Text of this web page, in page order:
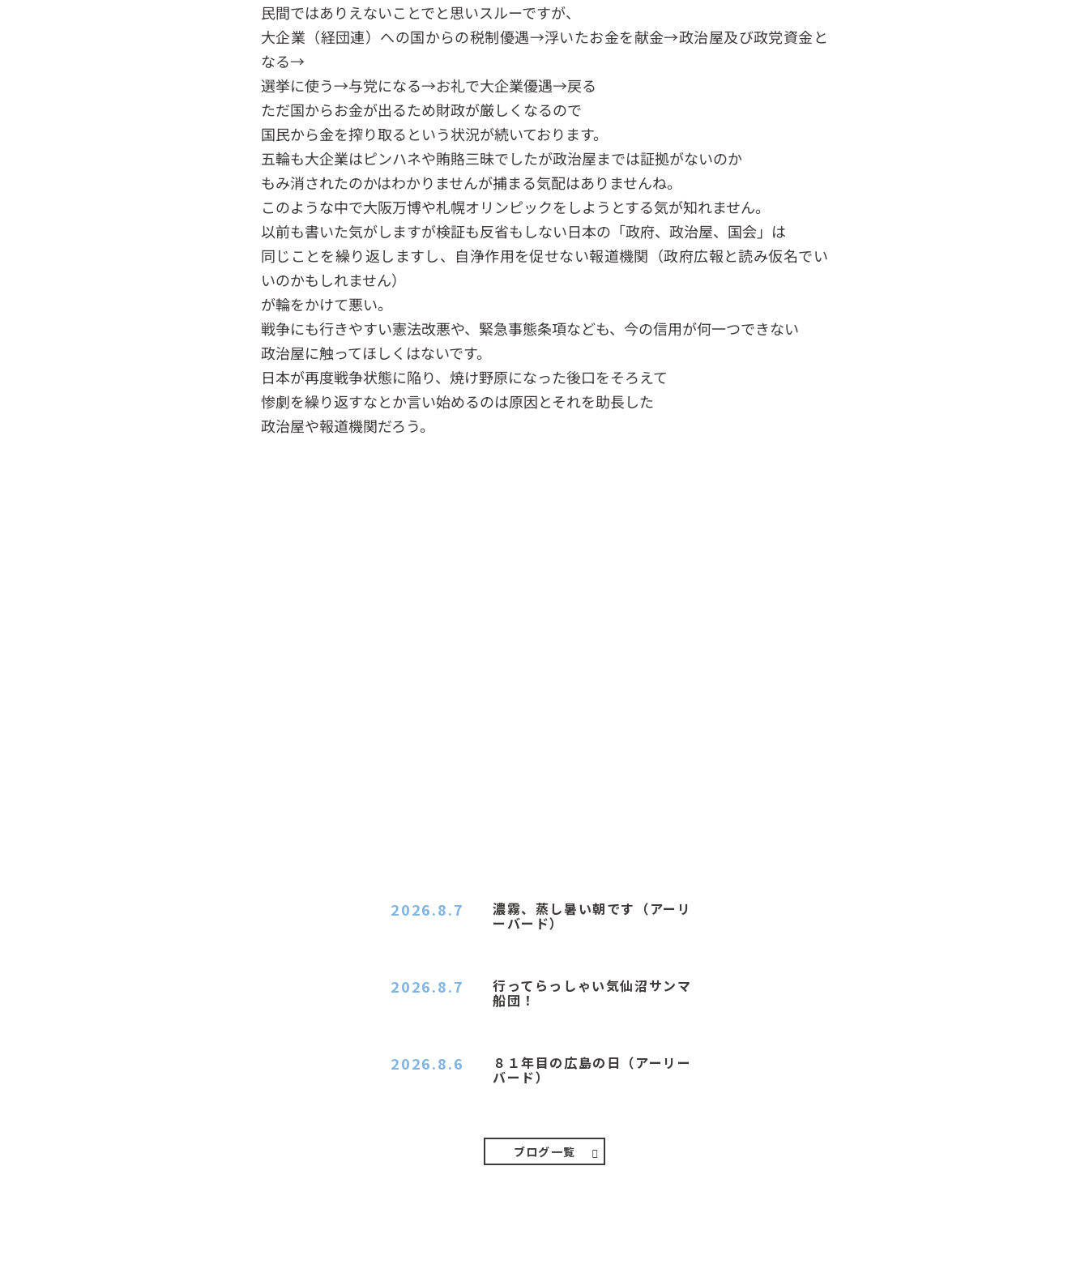
民間ではありえないことでと思いスルーですが、
大企業（経団連）への国からの税制優遇→浮いたお金を献金→政治屋及び政党資金と
なる→
選挙に使う→与党になる→お礼で大企業優遇→戻る
ただ国からお金が出るため財政が厳しくなるので
国民から金を搾り取るという状況が続いております。
五輪も大企業はピンハネや賄賂三昧でしたが政治屋までは証拠がないのか
もみ消されたのかはわかりませんが捕まる気配はありませんね。
このような中で大阪万博や札幌オリンピックをしようとする気が知れません。
以前も書いた気がしますが検証も反省もしない日本の「政府、政治屋、国会」は
同じことを繰り返しますし、自浄作用を促せない報道機関（政府広報と読み仮名でい
いのかもしれません）
が輪をかけて悪い。
戦争にも行きやすい憲法改悪や、緊急事態条項なども、今の信用が何一つできない
政治屋に触ってほしくはないです。
日本が再度戦争状態に陥り、焼け野原になった後口をそろえて
惨劇を繰り返すなとか言い始めるのは原因とそれを助長した
政治屋や報道機関だろう。
濃霧、蒸し暑い朝です（アーリ
ーバード）
2026.8.7
行ってらっしゃい気仙沼サンマ
船団！
2026.8.7
８１年目の広島の日（アーリー
バード）
2026.8.6
ブログ一覧